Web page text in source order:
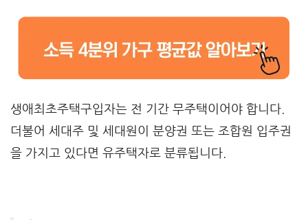
생애최초주택구입자는 전 기간 무주택이어야 합니다.
더불어 세대주 및 세대원이 분양권 또는 조합원 입주권
을 가지고 있다면 유주택자로 분류됩니다.